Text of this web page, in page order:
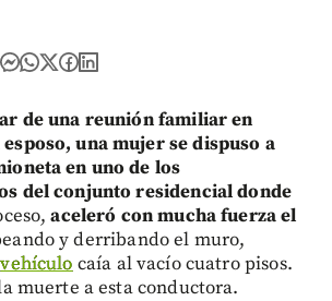
de una reunión familiar en
una mujer se dispuso a
en uno de los
del conjunto residencial donde
aceleró con mucha fuerza el
y derribando el muro,
vehículo caía al vacío cuatro pisos.
muerte a esta conductora.